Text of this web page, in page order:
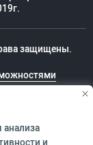
защищены.
анализа
и